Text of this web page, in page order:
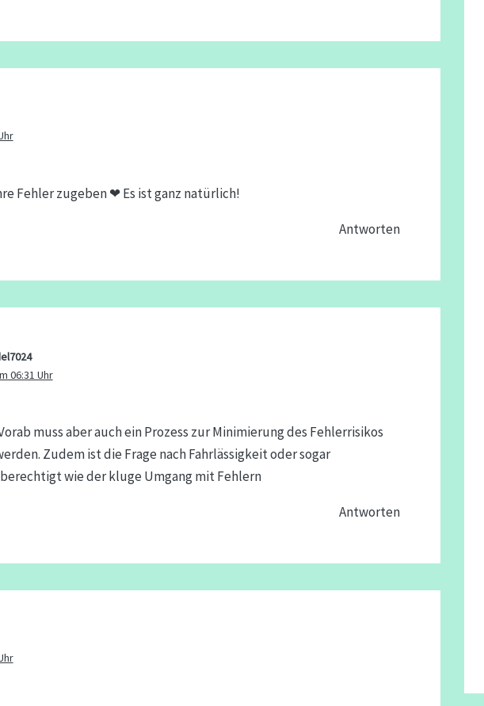
Fehler zugeben ❤ Es ist ganz natürlich!
Antworten
06:31 Uhr
muss aber auch ein Prozess zur Minimierung des Fehlerrisikos
Zudem ist die Frage nach Fahrlässigkeit oder sogar
wie der kluge Umgang mit Fehlern
Antworten